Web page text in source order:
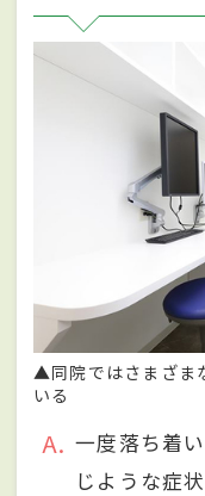
▲同院ではさまざま
いる
A
一度落ち着
じような症